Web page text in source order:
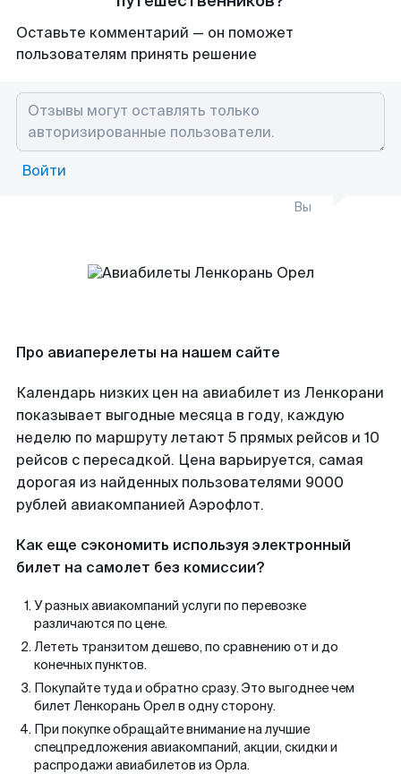
Оставьте комментарий — он поможет
пользователям принять решение
Войти
Вы
Про авиаперелеты на нашем сайте
Календарь низких цен на авиабилет из Ленкорани
показывает выгодные месяца в году, каждую
неделю по маршруту летают 5 прямых рейсов и 10
рейсов с пересадкой. Цена варьируется, самая
дорогая из найденных пользователями 9000
рублей авиакомпанией Аэрофлот.
Как еще сэкономить используя электронный
билет на самолет без комиссии?
У разных авиакомпаний услуги по перевозке
различаются по цене.
Лететь транзитом дешево, по сравнению от и до
конечных пунктов.
Покупайте туда и обратно сразу. Это выгоднее чем
билет Ленкорань Орел в одну сторону.
При покупке обращайте внимание на лучшие
спецпредложения авиакомпаний, акции, скидки и
распродажи авиабилетов из Орла.